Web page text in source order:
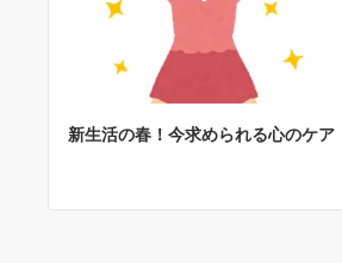
新生活の春！今求められる心のケア